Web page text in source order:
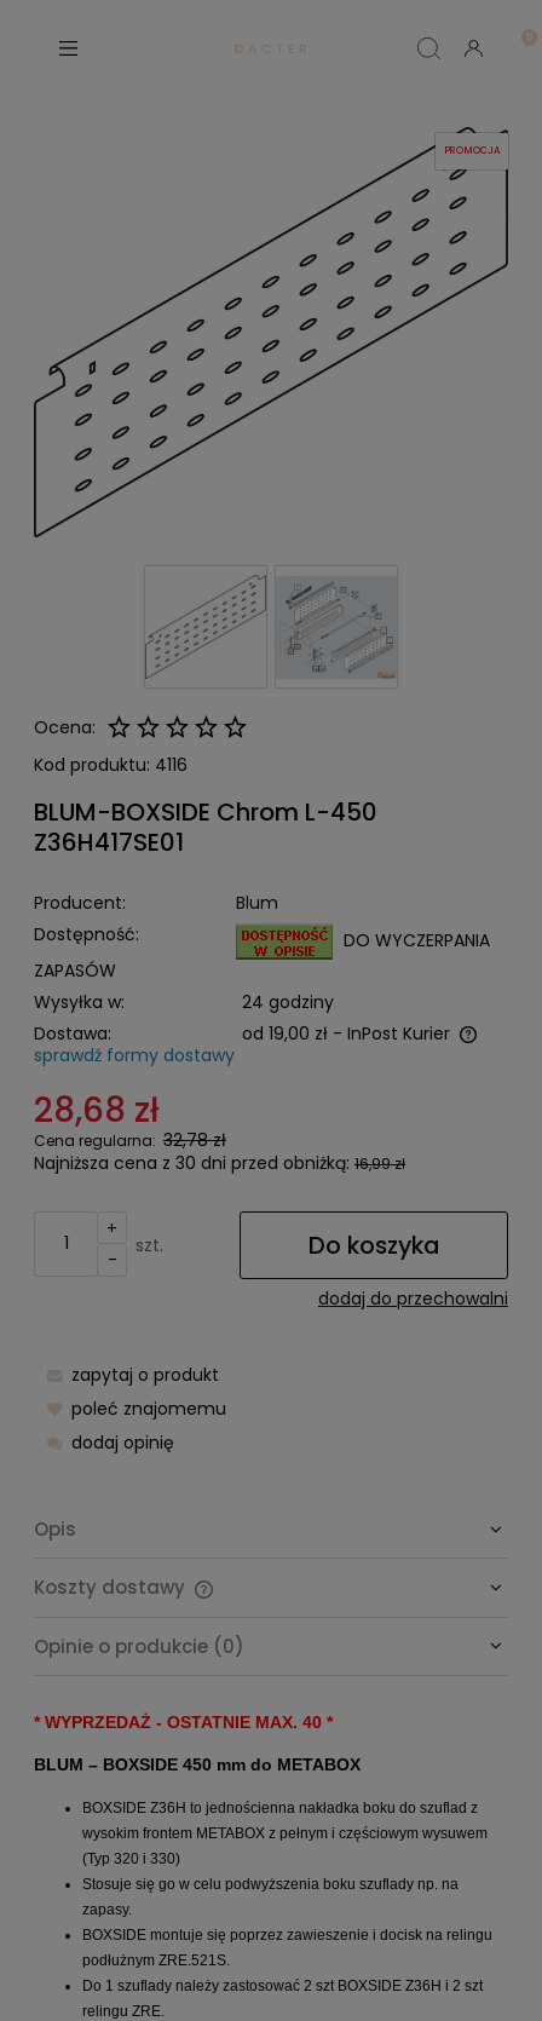
D A C T E R
PROMOCJA
Ocena:
Kod produktu: 4116
BLUM-BOXSIDE Chrom L-450
Z36H417SE01
Producent:
Blum
Dostępność:
DO WYCZERPANIA
ZAPASÓW
Wysyłka w:
24 godziny
Dostawa:
od 19,00 zł - InPost Kurier
Cena nie zawiera ewentualnych kosztów płatności
sprawdź formy dostawy
28,68 zł
Cena regularna: 32,78 zł
Najniższa cena z 30 dni przed obniżką: 16,99 zł
+
-
szt. Do koszyka
dodaj do przechowalni
zapytaj o produkt
poleć znajomemu
dodaj opinię
Opis
Koszty dostawy
Opinie o produkcie (0)
* WYPRZEDAŻ - OSTATNIE MAX. 40 *
BLUM – BOXSIDE 450 mm do METABOX
BOXSIDE Z36H to jednościenna nakładka boku do szuflad z
wysokim frontem METABOX z pełnym i częściowym wysuwem
(Typ 320 i 330)
Stosuje się go w celu podwyższenia boku szuflady np. na
zapasy.
BOXSIDE montuje się poprzez zawieszenie i docisk na relingu
podłużnym ZRE.521S.
Do 1 szuflady należy zastosować 2 szt BOXSIDE Z36H i 2 szt
relingu ZRE.